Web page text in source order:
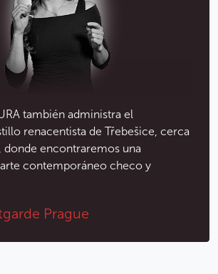
también administra el
renacentista de Třebešice, cerca
donde encontraremos una
contemporáneo checo y
Prague